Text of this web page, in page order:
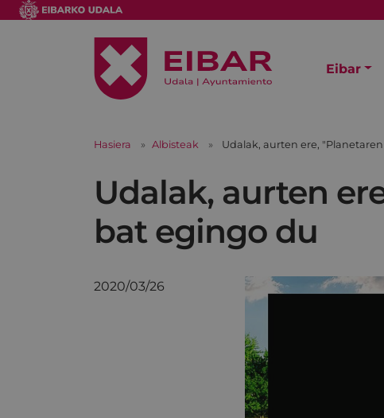
Eibar
Hasiera Albisteak Udalak, aurten ere,
Udalak, aurten
bat egingo du
2020/03/26